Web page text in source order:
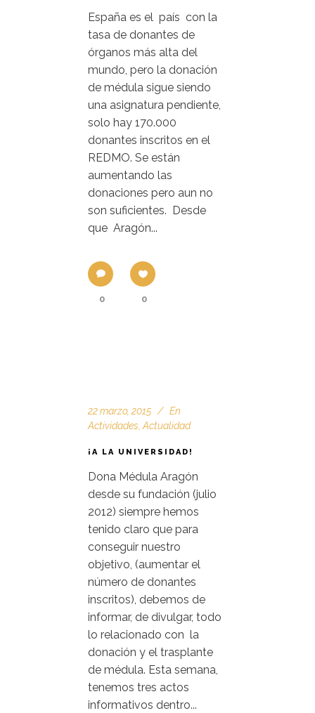
España es el país con la
tasa de donantes de
órganos más alta del
mundo, pero la donación
de médula sigue siendo
una asignatura pendiente,
solo hay 170.000
donantes inscritos en el
REDMO. Se están
aumentando las
donaciones pero aun no
son suficientes. Desde
que Aragón...
0 0
22 marzo, 2015
En
Actividades Actualidad
¡A LA UNIVERSIDAD!
Dona Médula Aragón
desde su fundación (julio
2012) siempre hemos
tenido claro que para
conseguir nuestro
objetivo, (aumentar el
número de donantes
inscritos), debemos de
informar, de divulgar, todo
lo relacionado con la
donación y el trasplante
de médula. Esta semana,
tenemos tres actos
informativos dentro...